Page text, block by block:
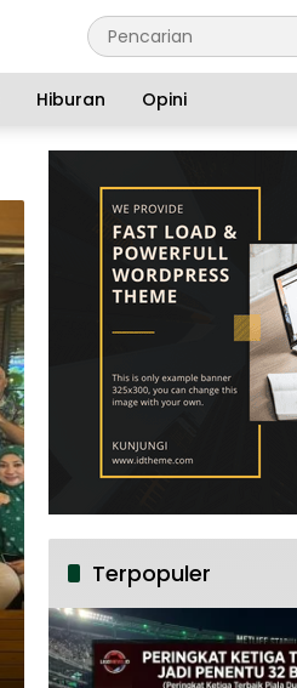
Hiburan Opini
Terpopuler